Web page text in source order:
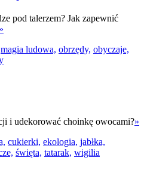
pod talerzem? Jak zapewnić
»
magia ludowa, obrzędy, obyczaje,
i udekorować choinkę owocami?»
cukierki, ekologia, jabłka,
święta, tatarak, wigilia